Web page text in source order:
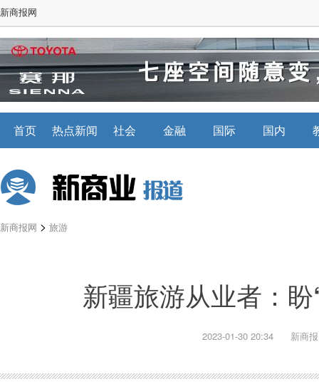
新商报网
首页 热点新闻 社会 金融 国际 国内
新商报网 > 旅游
新疆旅游从业者：
2023-01-30 20:34 新商